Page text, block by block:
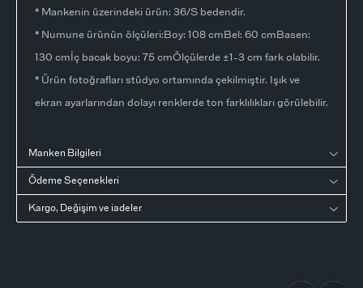
* Mankenin üzerindeki ürün: 36/S bedendir.
* Numune ürünün ölçüleri:Boy: 108 cmBel: 60 cmBasen:
130 cmİç bacak boyu: 75 cmÖlçülerde ±1-3 cm fark olabilir.
* Ürün fotoğrafları stüdyo ortamında çekilmiştir. Işık ve
ekran ayarlarından dolayı renklerde ton farklılıkları görülebilir.
Manken Bilgileri
Ödeme Seçenekleri
Kargo, Değişim ve iadeler